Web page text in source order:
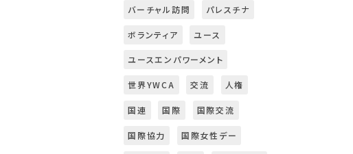
バーチャル訪問 パレスチナ
ボランティア ユース
ユースエンパワーメント
世界YWCA 交流 人権
国連 国際 国際交流
国際協力 国際女性デー